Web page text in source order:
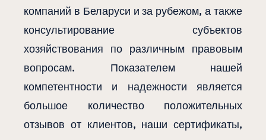
компаний в Беларуси и за рубежом, а также
консультирование субъектов
хозяйствования по различным правовым
вопросам. Показателем нашей
компетентности и надежности является
большое количество положительных
отзывов от клиентов, наши сертификаты,